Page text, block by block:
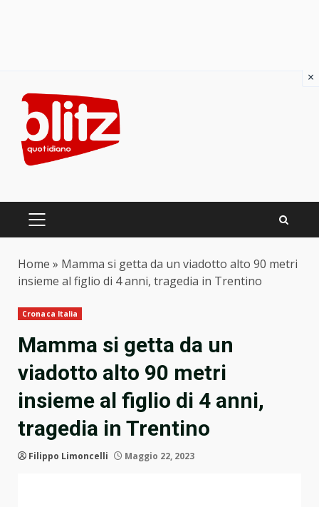
content
PRIMARY
Home » Mamma si getta da un viadotto alto 90 metri
insieme al figlio di 4 anni, tragedia in Trentino
Cronaca Italia
Mamma si getta da un
viadotto alto 90 metri
insieme al figlio di 4 anni,
tragedia in Trentino
Filippo Limoncelli Maggio 22, 2023
×